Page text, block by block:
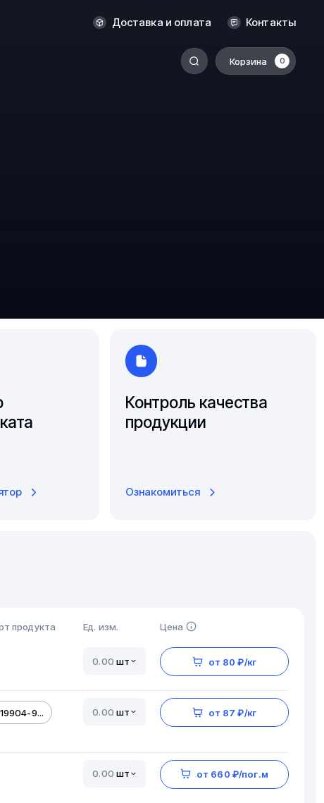
Доставка и оплата Контакты
Корзина 0
Оренбург
Пермь
Ростов-на-Дону
Южно-Сахалинск
Контроль качества
продукции
Ознакомиться
продукта Ед. изм. Цена
шт от 80 ₽/кг
9... шт от 87 ₽/кг
шт от 660 ₽/пог.м